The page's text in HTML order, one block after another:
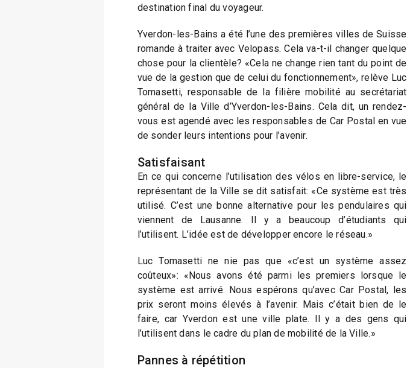
destination final du voyageur.
Yverdon-les-Bains a été l’une des premières villes de Suisse
romande à traiter avec Velopass. Cela va-t-il changer quelque
chose pour la clientèle? «Cela ne change rien tant du point de
vue de la gestion que de celui du fonctionnement», relève Luc
Tomasetti, responsable de la filière mobilité au secrétariat
général de la Ville d’Yverdon-les-Bains. Cela dit, un rendez-
vous est agendé avec les responsables de Car Postal en vue
de sonder leurs intentions pour l’avenir.
Satisfaisant
En ce qui concerne l’utilisation des vélos en libre-service, le
représentant de la Ville se dit satisfait: «Ce système est très
utilisé. C’est une bonne alternative pour les pendulaires qui
viennent de Lausanne. Il y a beaucoup d’étudiants qui
l’utilisent. L’idée est de développer encore le réseau.»
Luc Tomasetti ne nie pas que «c’est un système assez
coûteux»: «Nous avons été parmi les premiers lorsque le
système est arrivé. Nous espérons qu’avec Car Postal, les
prix seront moins élevés à l’avenir. Mais c’était bien de le
faire, car Yverdon est une ville plate. Il y a des gens qui
l’utilisent dans le cadre du plan de mobilité de la Ville.»
Pannes à répétition